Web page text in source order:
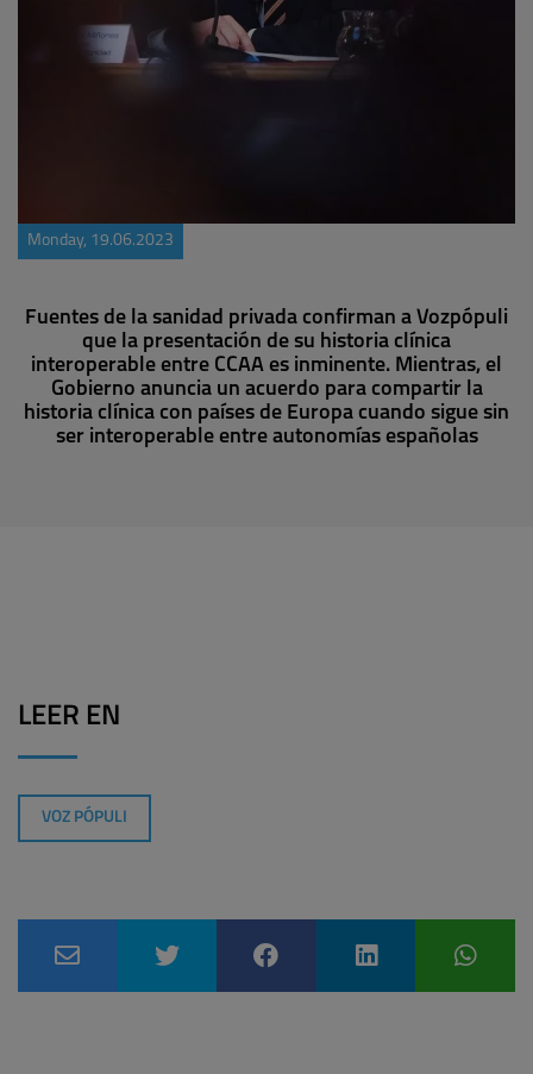
Monday, 19.06.2023
Fuentes de la sanidad privada confirman a Vozpópuli
que la presentación de su historia clínica
interoperable entre CCAA es inminente. Mientras, el
Gobierno anuncia un acuerdo para compartir la
historia clínica con países de Europa cuando sigue sin
ser interoperable entre autonomías españolas
LEER EN
VOZ PÓPULI